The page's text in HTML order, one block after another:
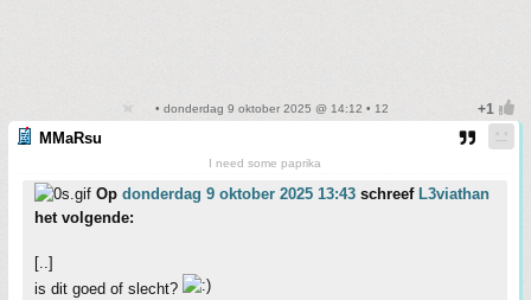
• donderdag 9 oktober 2025 @ 14:12 • 12
MMaRsu
I need some paprika
Op donderdag 9 oktober 2025 13:43 schreef L3viathan
het volgende:
[..]
is dit goed of slecht?